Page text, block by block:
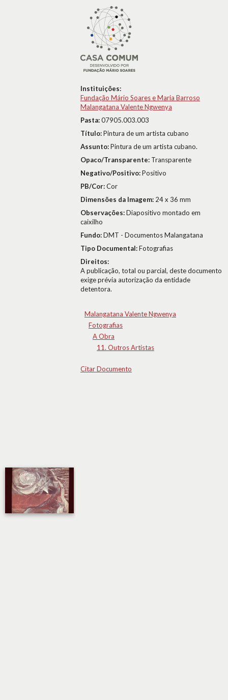
Instituições:
Fundação Mário Soares e Maria Barroso
Malangatana Valente Ngwenya
Pasta:07905.003.003
Título:Pintura de um artista cubano
Assunto:Pintura de um artista cubano.
Opaco/Transparente: Transparente
Negativo/Positivo:Positivo
PB/Cor:Cor
Dimensões da Imagem: 24 x 36 mm
Observações:Diapositivo montado em
caixilho
Fundo:DMT - Documentos Malangatana
Tipo Documental:Fotografias
Direitos:
A publicação, total ou parcial, deste documento
exige prévia autorização da entidade
detentora.
Malangatana Valente Ngwenya
Fotografias
A Obra
11. Outros Artistas
Citar Documento